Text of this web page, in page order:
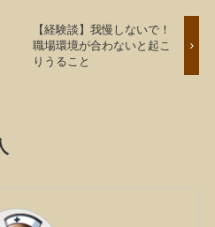
【経験談】我慢しないで！
職場環境が合わないと起こ
りうること